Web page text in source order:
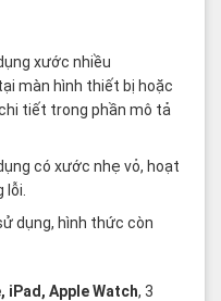
xước nhiều
màn hình thiết bị hoặc
tiết trong phần mô tả
có xước nhẹ vỏ, hoạt
dụng, hình thức còn
iPad, Apple Watch, 3